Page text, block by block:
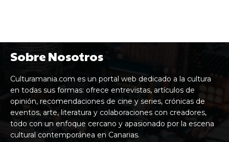
Sobre Nosotros
Culturamania.com es un portal web dedicado a la cultura
en todas sus formas: ofrece entrevistas, artículos de
opinión, recomendaciones de cine y series, crónicas de
eventos, arte, literatura y colaboraciones con creadores,
todo con un enfoque cercano y apasionado por la escena
cultural contemporánea en Canarias.